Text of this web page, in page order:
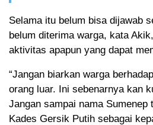
Selama itu belum bisa dijawab
belum diterima warga, kata
aktivitas apapun yang dapat
“Jangan biarkan warga
orang luar. Ini sebenarnya kan
Jangan sampai nama Sumenep
Kades Gersik Putih sebagai